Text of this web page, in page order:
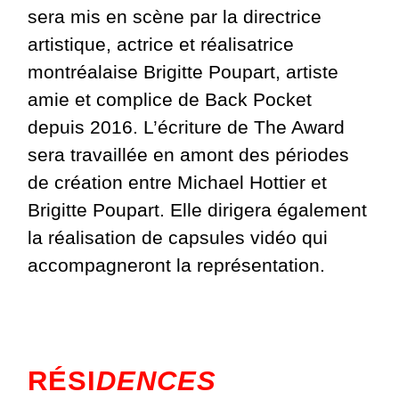
sera mis en scène par la directrice
artistique, actrice et réalisatrice
montréalaise Brigitte Poupart, artiste
amie et complice de Back Pocket
depuis 2016. L’écriture de The Award
sera travaillée en amont des périodes
de création entre Michael Hottier et
Brigitte Poupart. Elle dirigera également
la réalisation de capsules vidéo qui
accompagneront la représentation.
RÉSIDENCES